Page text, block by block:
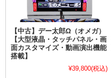
【中古】デー太郎Ω（オメガ）
【大型液晶・タッチパネル・画
面カスタマイズ・動画演出機能
搭載】
¥39,800(税込)